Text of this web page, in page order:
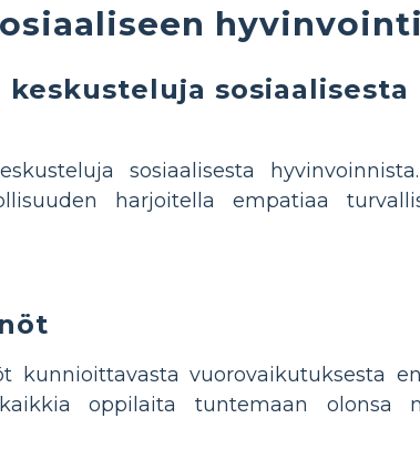
sosiaalisesta
sosiaalisesta
harjoitella empatiaa
kunnioittavasta vuorovaikutuksesta
oppilaita tuntemaan olonsa